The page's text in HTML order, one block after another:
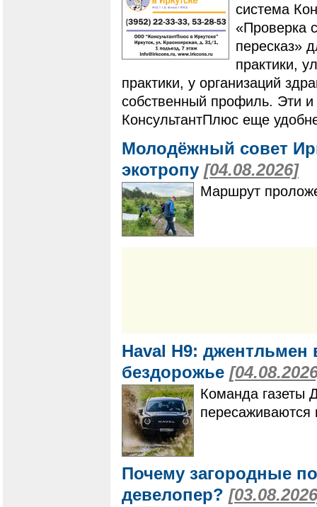
система
«Проверка
пересказ»
практики,
практики, у организаций
собственный профиль. Эти
КонсультантПлюс еще
Молодёжный совет
экотропу [04.08.2026]
Маршрут
Haval H9: джентльмен
бездорожье
Команда газеты
пересаживаются
Почему загородные
девелопер?